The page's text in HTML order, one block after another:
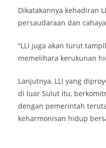
Dikatakannya kehadiran
persaudaraan dan
“LLI juga akan turut
memelihara kerukunan
Lanjutnya, LLI yang
di luar Sulut itu,
dengan pemerintah
keharmonisan hidup